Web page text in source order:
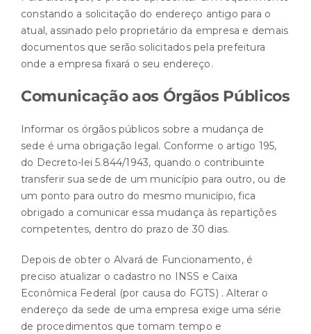
constando a solicitação do endereço antigo para o
atual, assinado pelo proprietário da empresa e demais
documentos que serão solicitados pela prefeitura
onde a empresa fixará o seu endereço.
Comunicação aos Órgãos Públicos
Informar os órgãos públicos sobre a mudança de
sede é uma obrigação legal. Conforme o artigo 195,
do Decreto-lei 5.844/1943, quando o contribuinte
transferir sua sede de um município para outro, ou de
um ponto para outro do mesmo município, fica
obrigado a comunicar essa mudança às repartições
competentes, dentro do prazo de 30 dias.
Depois de obter o Alvará de Funcionamento, é
preciso atualizar o cadastro no INSS e Caixa
Econômica Federal (por causa do FGTS) . Alterar o
endereço da sede de uma empresa exige uma série
de procedimentos que tomam tempo e